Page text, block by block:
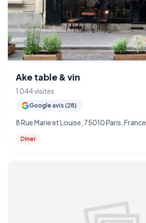
Ake table & vin
1 044 visites
Google avis (28)
8 Rue Marie et Louise, 75010 Paris, France
Diner